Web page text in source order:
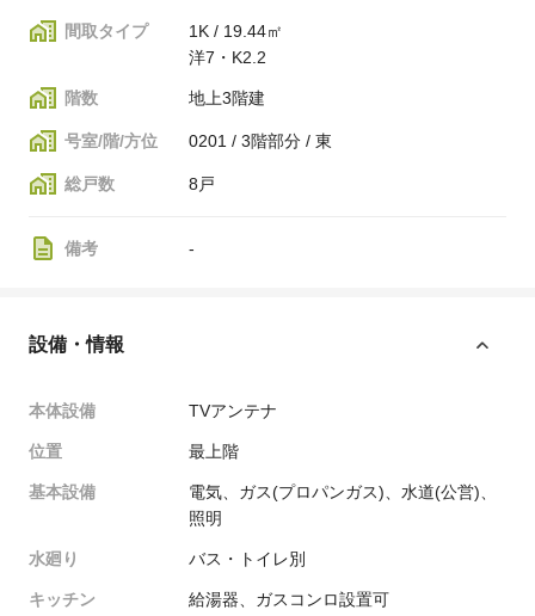
間取タイプ
1K / 19.44㎡
洋7・K2.2
階数 地上3階建
号室/階/方位 0201 / 3階部分 / 東
総戸数 8戸
備考 -
設備・情報
本体設備 TVアンテナ
位置 最上階
基本設備
電気、ガス(プロパンガス)、水道(公営)、
照明
水廻り バス・トイレ別
キッチン 給湯器、ガスコンロ設置可